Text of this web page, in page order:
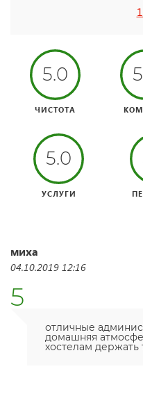
5.0
ЧИСТОТА
5.0
УСЛУГИ
миха
04.10.2019 12:16
5
отличные
домашняя
хостелам держать